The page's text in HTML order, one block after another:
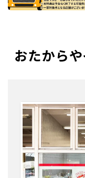
おたから